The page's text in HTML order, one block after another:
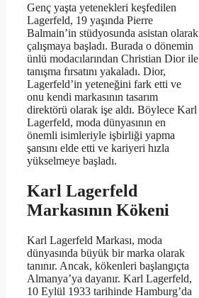
Genç yaşta yetenekleri keşfedilen
Lagerfeld, 19 yaşında Pierre
Balmain’in stüdyosunda asistan olarak
çalışmaya başladı. Burada o dönemin
ünlü modacılarından Christian Dior ile
tanışma fırsatını yakaladı. Dior,
Lagerfeld’in yeteneğini fark etti ve
onu kendi markasının tasarım
direktörü olarak işe aldı. Böylece Karl
Lagerfeld, moda dünyasının en
önemli isimleriyle işbirliği yapma
şansını elde etti ve kariyeri hızla
yükselmeye başladı.
Karl Lagerfeld
Markasının Kökeni
Karl Lagerfeld Markası, moda
dünyasında büyük bir marka olarak
tanınır. Ancak, kökenleri başlangıçta
Almanya’ya dayanır. Karl Lagerfeld,
10 Eylül 1933 tarihinde Hamburg’da